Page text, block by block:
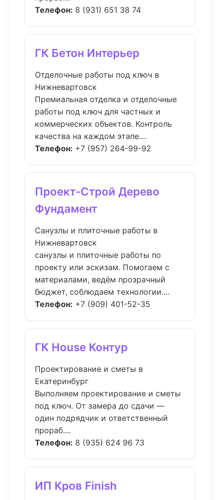
Телефон: 8 (931) 651 38 74
ГК Бетон Интерьер
Отделочные работы под ключ в
Нижневартовск
Премиальная отделка и отделочные
работы под ключ для частных и
коммерческих объектов. Контроль
качества на каждом этапе....
Телефон: +7 (957) 264-99-92
Проект-Строй Дерево
Фундамент
Санузлы и плиточные работы в
Нижневартовск
санузлы и плиточные работы по
проекту или эскизам. Помогаем с
материалами, ведём прозрачный
бюджет, соблюдаем технологии....
Телефон: +7 (909) 401-52-35
ГК House Контур
Проектирование и сметы в
Екатеринбург
Выполняем проектирование и сметы
под ключ. От замера до сдачи —
один подрядчик и ответственный
прораб....
Телефон: 8 (935) 624 96 73
ИП Кров Finish